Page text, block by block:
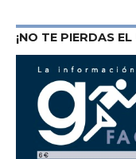
¡NO TE PIERDAS